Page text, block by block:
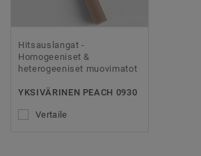
Hitsauslangat -
Homogeeniset &
heterogeeniset muovimatot
YKSIVÄRINEN PEACH 0930
Vertaile